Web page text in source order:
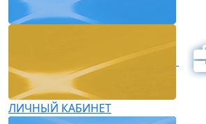
ЛИЧНЫЙ КАБИНЕТ